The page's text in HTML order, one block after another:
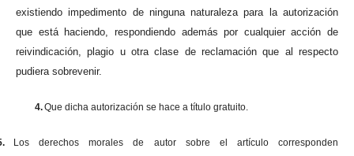
existiendo impedimento de ninguna naturaleza para la autorización
que está haciendo, respondiendo además por cualquier acción de
reivindicación, plagio u otra clase de reclamación que al respecto
pudiera sobrevenir.
4.Que dicha autorización se hace a título gratuito.
Los derechos morales de autor sobre el artículo corresponden